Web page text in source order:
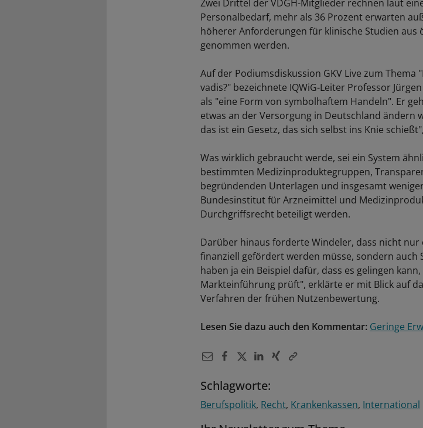
Zwei Drittel der VDGH-Mitglieder rechnen laut
Personalbedarf, mehr als 36 Prozent erwarten
höherer Anforderungen für klinische Studien
genommen werden.
Auf der Podiumsdiskussion GKV Live zum
vadis?" bezeichnete IQWiG-Leiter Professor
als "eine Form von symbolhaftem Handeln". Er
etwas an der Versorgung in Deutschland ändern
das ist ein Gesetz, das sich selbst ins Knie
Was wirklich gebraucht werde, sei ein System
bestimmten Medizinproduktegruppen,
begründenden Unterlagen und insgesamt
Bundesinstitut für Arzneimittel und
Durchgriffsrecht beteiligt werden.
Darüber hinaus forderte Windeler, dass nicht
finanziell gefördert werden müsse, sondern auch
haben ja ein Beispiel dafür, dass es gelingen
Markteinführung prüft", erklärte er mit Blick auf
Verfahren der frühen Nutzenbewertung.
Lesen Sie dazu auch den Kommentar: Geringe
Schlagworte:
Berufspolitik Recht Krankenkassen International